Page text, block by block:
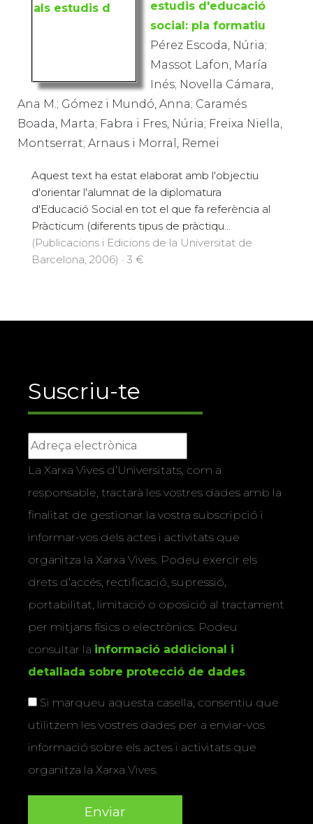
estudis d'educació
social: pla formatiu
Pérez Escoda, Núria;
Massot Lafon, María
Inés; Novella Cámara,
Ana M.; Gómez i Mundó, Anna; Caramés
Boada, Marta; Fabra i Fres, Núria; Freixa Niella,
Montserrat; Arnaus i Morral, Remei
Aquest text ha estat elaborat amb l'objectiu
d'orientar l'alumnat de la diplomatura
d'Educació Social en tot el que fa referència al
Pràcticum (diferents tipus de pràctiqu...
(Publicacions i Edicions de la Universitat de
Barcelona, 2006) · 3 €
Suscriu-te
La Xarxa Vives d’Universitats, com a
responsable, tractarà les vostres dades amb la
finalitat de gestionar la vostra subscripció i
informar-vos dels actes i activitats que
organitza la Xarxa Vives. Podeu exercir els
drets d’accés, rectificació, supressió,
portabilitat, limitació o oposició al tractament
per mitjans físics o electrònics. Podeu
consultar la informació addicional i
detallada sobre protecció de dades.
Si marqueu aquesta casella, consentiu que
utilitzem les vostres dades per a enviar-vos
informació sobre els actes i activitats que
organitza la Xarxa Vives.